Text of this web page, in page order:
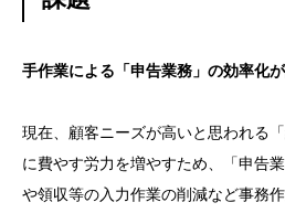
手作業による「申告業務」の効率化
現在、顧客ニーズが高いと思われる
に費やす労力を増やすため、「申告
や領収等の入力作業の削減など事務